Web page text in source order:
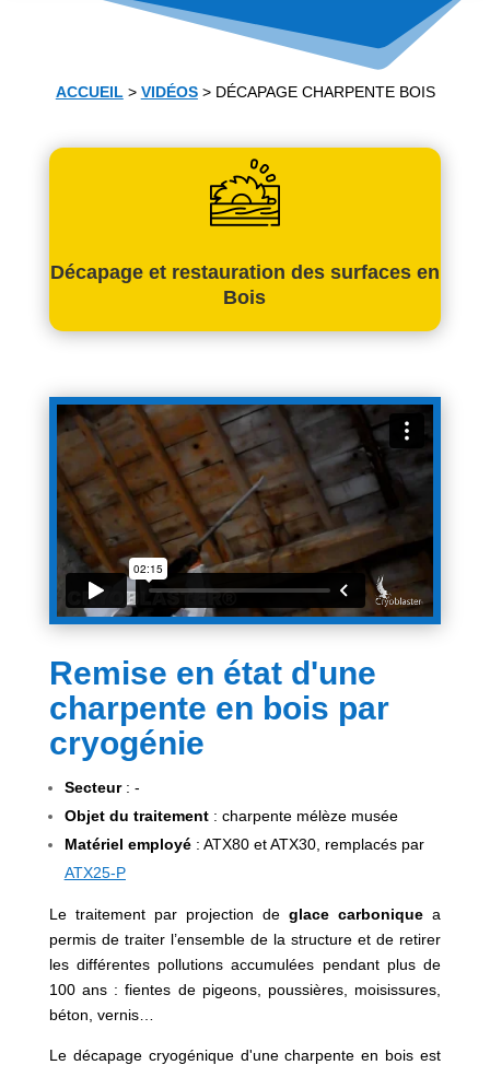
ACCUEIL > VIDÉOS > DÉCAPAGE CHARPENTE BOIS
Décapage et restauration des surfaces en
Bois
Remise en état d'une
charpente en bois par
cryogénie
Secteur: -
Objet du traitement: charpente mélèze musée
Matériel employé: ATX80 et ATX30, remplacés par
ATX25-P
Le traitement par projection deglace carbonique a
permis de traiter l’ensemble de la structure et de retirer
les différentes pollutions accumulées pendant plus de
100 ans : fientes de pigeons, poussières, moisissures,
béton, vernis…
Le décapage cryogénique d'une charpente en bois est